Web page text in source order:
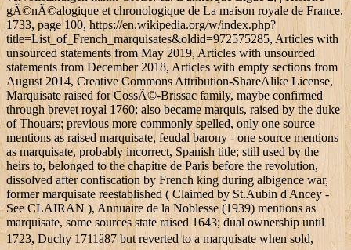
gÃ©nÃ©alogique et chronologique de La maison royale de France,
1733, page 100, https://en.wikipedia.org/w/index.php?
title=List_of_French_marquisates&oldid=972575285, Articles with
unsourced statements from May 2019, Articles with unsourced
statements from December 2018, Articles with empty sections from
August 2014, Creative Commons Attribution-ShareAlike License,
Marquisate raised for CossÃ©-Brissac family, maybe confirmed
through brevet royal 1760; also became marquis, raised by the duke
of Thouars; previous more commonly spelled, only one source
mentions as raised marquisate, feudal barony - one source mentions
as marquisate, probably incorrect, Spanish title; still used by the
heirs to, belonged to the chapitre de Paris before the revolution,
dissolved after confiscation by French king during albigence war,
former marquisate reestablished ( Claimed by St.Aubin d'Ancey -
See CLAIRAN ), Annuaire de la Noblesse (1939) mentions as
marquisate, some sources state raised 1643; dual ownership until
1723, Duchy 1711â87 but reverted to a marquisate when sold,